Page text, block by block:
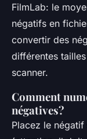
FilmLab: le
négatifs en
convertir des
différentes
scanner.
Comment
négatives?
Placez le